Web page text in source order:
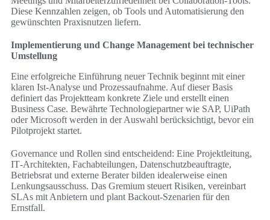
Diese Kennzahlen zeigen, ob Tools und Automatisierung den
gewünschten Praxisnutzen liefern.
Implementierung und Change Management bei technischer
Umstellung
Eine erfolgreiche Einführung neuer Technik beginnt mit einer
klaren Ist‑Analyse und Prozessaufnahme. Auf dieser Basis
definiert das Projektteam konkrete Ziele und erstellt einen
Business Case. Bewährte Technologiepartner wie SAP, UiPath
oder Microsoft werden in der Auswahl berücksichtigt, bevor ein
Pilotprojekt startet.
Governance und Rollen sind entscheidend: Eine Projektleitung,
IT‑Architekten, Fachabteilungen, Datenschutzbeauftragte,
Betriebsrat und externe Berater bilden idealerweise einen
Lenkungsausschuss. Das Gremium steuert Risiken, vereinbart
SLAs mit Anbietern und plant Backout‑Szenarien für den
Ernstfall.